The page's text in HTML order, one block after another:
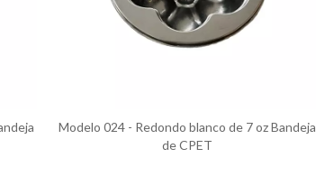
Modelo 024 - Redondo blanco de 7 oz Bandeja
de CPET